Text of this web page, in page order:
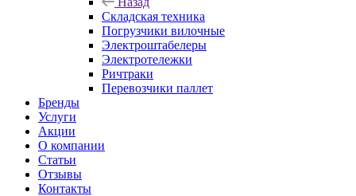
Складская техника
Погрузчики вилочные
Электроштабелеры
Электротележки
Ричтраки
Перевозчики паллет
Бренды
Услуги
Акции
О компании
Статьи
Отзывы
Контакты